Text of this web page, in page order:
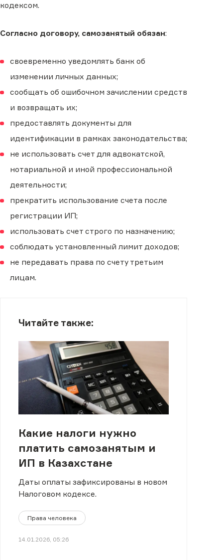
кодексом.
Согласно договору, самозанятый обязан:
своевременно уведомлять банк об
изменении личных данных;
сообщать об ошибочном зачислении средств
и возвращать их;
предоставлять документы для
идентификации в рамках законодательства;
не использовать счет для адвокатской,
нотариальной и иной профессиональной
деятельности;
прекратить использование счета после
регистрации ИП;
использовать счет строго по назначению;
соблюдать установленный лимит доходов;
не передавать права по счету третьим
лицам.
Читайте также:
Какие налоги нужно
платить самозанятым и
ИП в Казахстане
Даты оплаты зафиксированы в новом
Налоговом кодексе.
Права человека
14.01.2026, 05:26